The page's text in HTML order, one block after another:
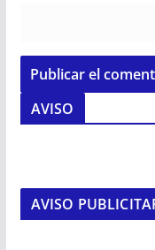
AVISO
AVISO